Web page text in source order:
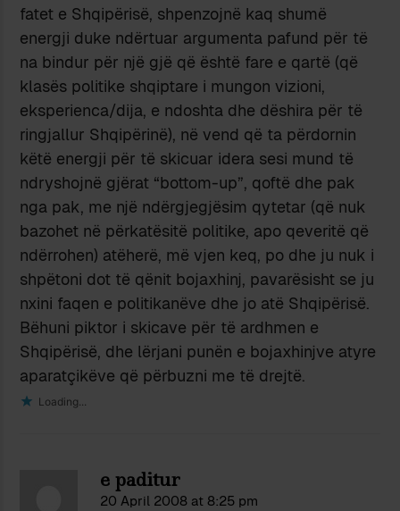
fatet e Shqipërisë, shpenzojnë kaq shumë
energji duke ndërtuar argumenta pafund për të
na bindur për një gjë që është fare e qartë (që
klasës politike shqiptare i mungon vizioni,
eksperienca/dija, e ndoshta dhe dëshira për të
ringjallur Shqipërinë), në vend që ta përdornin
këtë energji për të skicuar idera sesi mund të
ndryshojnë gjërat “bottom-up”, qoftë dhe pak
nga pak, me një ndërgjegjësim qytetar (që nuk
bazohet në përkatësitë politike, apo qeveritë që
ndërrohen) atëherë, më vjen keq, po dhe ju nuk i
shpëtoni dot të qënit bojaxhinj, pavarësisht se ju
nxini faqen e politikanëve dhe jo atë Shqipërisë.
Bëhuni piktor i skicave për të ardhmen e
Shqipërisë, dhe lërjani punën e bojaxhinjve atyre
aparatçikëve që përbuzni me të drejtë.
Loading...
e paditur
20 April 2008 at 8:25 pm